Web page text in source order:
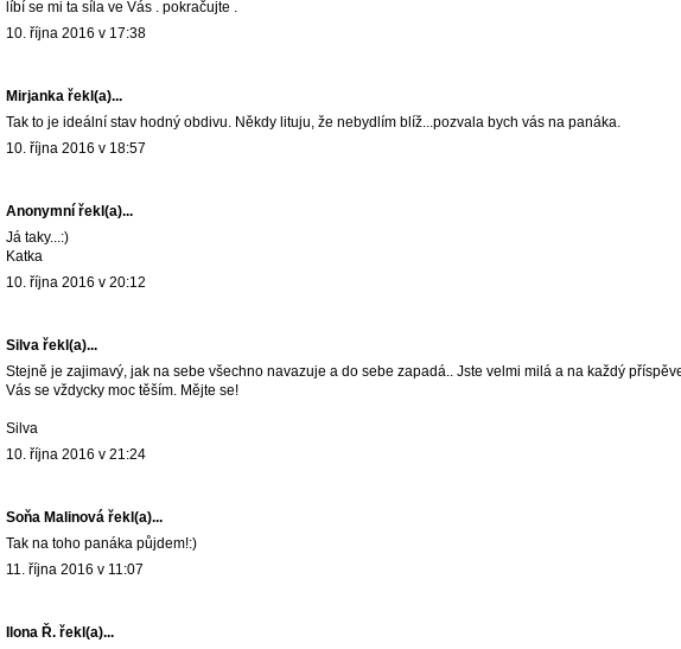
líbí se mi ta síla ve Vás . pokračujte .
10. října 2016 v 17:38
Mirjanka řekl(a)...
Tak to je ideální stav hodný obdivu. Někdy lituju, že nebydlím blíž...pozvala bych vás na panáka.
10. října 2016 v 18:57
Anonymní řekl(a)...
Já taky...:)
Katka
10. října 2016 v 20:12
Silva řekl(a)...
Stejně je zajimavý, jak na sebe všechno navazuje a do sebe zapadá.. Jste velmi milá a na každý
Vás se vždycky moc těším. Mějte se!
Silva
10. října 2016 v 21:24
Soňa Malinová řekl(a)...
Tak na toho panáka půjdem!:)
11. října 2016 v 11:07
Ilona Ř. řekl(a)...